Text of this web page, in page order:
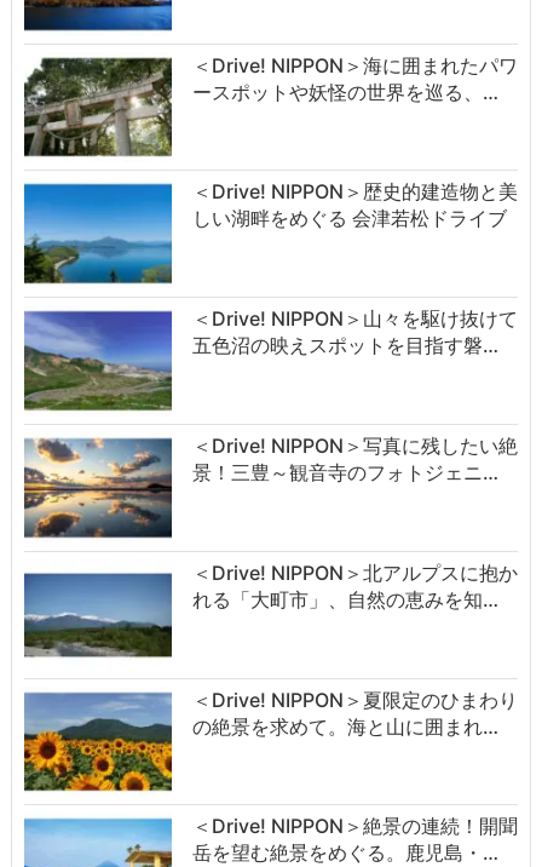
＜Drive! NIPPON＞海に囲まれたパワ
ースポットや妖怪の世界を巡る、…
＜Drive! NIPPON＞歴史的建造物と美
しい湖畔をめぐる 会津若松ドライブ
＜Drive! NIPPON＞山々を駆け抜けて
五色沼の映えスポットを目指す磐…
＜Drive! NIPPON＞写真に残したい絶
景！三豊～観音寺のフォトジェニ…
＜Drive! NIPPON＞北アルプスに抱か
れる「大町市」、自然の恵みを知…
＜Drive! NIPPON＞夏限定のひまわり
の絶景を求めて。海と山に囲まれ…
＜Drive! NIPPON＞絶景の連続！開聞
岳を望む絶景をめぐる。鹿児島・…